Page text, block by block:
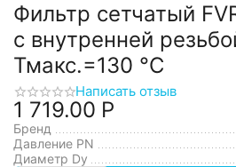
Фильтр сетчатый
с внутренней
Тмакс.=130 °С
Написать отзыв
1 719.00 Р
Бренд
Давление PN
Диаметр Dy